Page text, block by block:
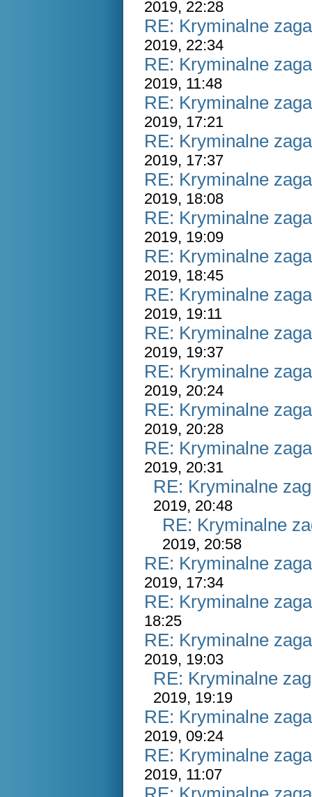
2019, 22:28
RE: Kryminalne
2019, 22:34
RE: Kryminalne
2019, 11:48
RE: Kryminalne
2019, 17:21
RE: Kryminalne
2019, 17:37
RE: Kryminalne
2019, 18:08
RE: Kryminalne
2019, 19:09
RE: Kryminalne
2019, 18:45
RE: Kryminalne
2019, 19:11
RE: Kryminalne
2019, 19:37
RE: Kryminalne
2019, 20:24
RE: Kryminalne
2019, 20:28
RE: Kryminalne
2019, 20:31
RE: Kryminalne
2019, 20:48
RE: Kryminalne
2019, 20:58
RE: Kryminalne
2019, 17:34
RE: Kryminalne
18:25
RE: Kryminalne
2019, 19:03
RE: Kryminalne
2019, 19:19
RE: Kryminalne
2019, 09:24
RE: Kryminalne
2019, 11:07